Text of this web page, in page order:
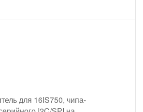
для 16IS750, чипа-